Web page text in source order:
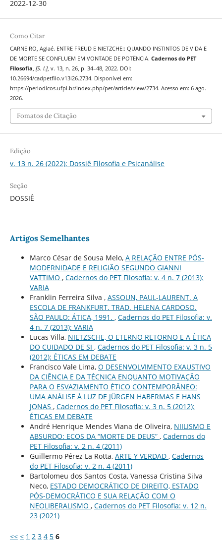
2022-12-30
Como Citar
CARNEIRO, Aglaé. ENTRE FREUD E NIETZCHE:: QUANDO INSTINTOS DE VIDA E
DE MORTE SE CONFLUEM EM VONTADE DE POTËNCIA. Cadernos do PET
Filosofia, [S. l.], v. 13, n. 26, p. 34–48, 2022. DOI:
10.26694/cadpetfilo.v13i26.2734. Disponível em:
https://periodicos.ufpi.br/index.php/pet/article/view/2734. Acesso em: 6 ago.
2026.
Fomatos de Citação
Edição
v. 13 n. 26 (2022): Dossiê Filosofia e Psicanálise
Seção
DOSSIÊ
Artigos Semelhantes
Marco César de Sousa Melo, A RELAÇÃO ENTRE PÓS-
MODERNIDADE E RELIGIÃO SEGUNDO GIANNI
VATTIMO , Cadernos do PET Filosofia: v. 4 n. 7 (2013):
VARIA
Franklin Ferreira Silva , ASSOUN, PAUL-LAURENT. A
ESCOLA DE FRANKFURT. TRAD. HELENA CARDOSO.
SÃO PAULO: ÁTICA, 1991. , Cadernos do PET Filosofia: v.
4 n. 7 (2013): VARIA
Lucas Villa, NIETZSCHE, O ETERNO RETORNO E A ÉTICA
DO CUIDADO DE SI , Cadernos do PET Filosofia: v. 3 n. 5
(2012): ÉTICAS EM DEBATE
Francisco Vale Lima, O DESENVOLVIMENTO EXAUSTIVO
DA CIÊNCIA E DA TÉCNICA ENQUANTO MOTIVAÇÃO
PARA O ESVAZIAMENTO ÉTICO CONTEMPORÂNEO:
UMA ANÁLISE À LUZ DE JÜRGEN HABERMAS E HANS
JONAS , Cadernos do PET Filosofia: v. 3 n. 5 (2012):
ÉTICAS EM DEBATE
André Henrique Mendes Viana de Oliveira, NIILISMO E
ABSURDO: ECOS DA “MORTE DE DEUS” , Cadernos do
PET Filosofia: v. 2 n. 4 (2011)
Guillermo Pérez La Rotta, ARTE Y VERDAD , Cadernos
do PET Filosofia: v. 2 n. 4 (2011)
Bartolomeu dos Santos Costa, Vanessa Cristina Silva
Neco, ESTADO DEMOCRÁTICO DE DIREITO, ESTADO
PÓS-DEMOCRÁTICO E SUA RELAÇÃO COM O
NEOLIBERALISMO , Cadernos do PET Filosofia: v. 12 n.
23 (2021)
<< < 1 2 3 4 5 6